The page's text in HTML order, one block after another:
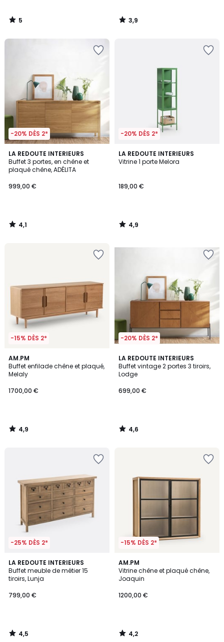
5
/
3,9
/
-20% DÈS 2*
LA REDOUTE INTERIEURS
Buffet 3 portes, en chêne et
plaqué chêne, ADÉLITA
999,00 €
4,1
/ 5
4,1
/
-20% DÈS 2*
LA REDOUTE INTERIEURS
Vitrine 1 porte Melora
189,00 €
4,9
/ 5
4,9
/
-15% DÈS 2*
AM.PM
Buffet enfilade chêne et plaqué,
Melaly
1700,00 €
4,9
/ 5
4,9
/
-20% DÈS 2*
LA REDOUTE INTERIEURS
Buffet vintage 2 portes 3 tiroirs,
Lodge
699,00 €
4,6
/ 5
4,6
/
-25% DÈS 2*
LA REDOUTE INTERIEURS
Buffet meuble de métier 15
tiroirs, Lunja
799,00 €
4,5
/ 5
4,5
/
-15% DÈS 2*
AM.PM
Vitrine chêne et plaqué chêne,
Joaquin
1200,00 €
4,2
/ 5
4,2
/